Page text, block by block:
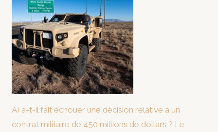
AI a-t-il fait échouer une décision relative à un
contrat militaire de 450 millions de dollars ? Le